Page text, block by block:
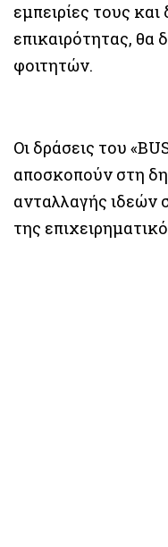
εμπειρίες τους
επικαιρότητας, θα
φοιτητών.
Οι δράσεις του
αποσκοπούν στη
ανταλλαγής ιδεών
της